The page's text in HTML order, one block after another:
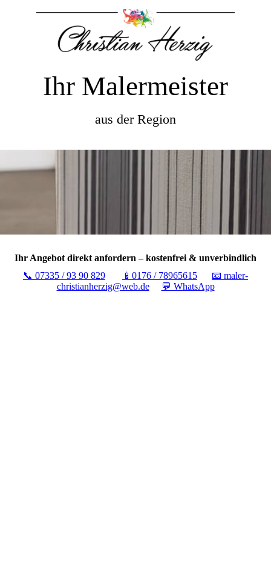
Ihr Malermeister
aus der Region
Ihr Angebot direkt anfordern – kostenfrei & unverbindlich
📞 07335 / 93 90 829
📱0176 / 78965615
📧 maler-
christianherzig@web.de
💬 WhatsApp